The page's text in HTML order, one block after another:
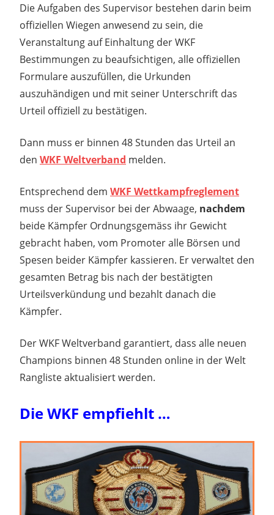
Die Aufgaben des Supervisor bestehen darin beim
offiziellen Wiegen anwesend zu sein, die
Veranstaltung auf Einhaltung der WKF
Bestimmungen zu beaufsichtigen, alle offiziellen
Formulare auszufüllen, die Urkunden
auszuhändigen und mit seiner Unterschrift das
Urteil offiziell zu bestätigen.
Dann muss er binnen 48 Stunden das Urteil an
den WKF Weltverband melden.
Entsprechend dem WKF Wettkampfreglement
muss der Supervisor bei der Abwaage, nachdem
beide Kämpfer Ordnungsgemäss ihr Gewicht
gebracht haben, vom Promoter alle Börsen und
Spesen beider Kämpfer kassieren. Er verwaltet den
gesamten Betrag bis nach der bestätigten
Urteilsverkündung und bezahlt danach die
Kämpfer.
Der WKF Weltverband garantiert, dass alle neuen
Champions binnen 48 Stunden online in der Welt
Rangliste aktualisiert werden.
Die WKF empfiehlt …